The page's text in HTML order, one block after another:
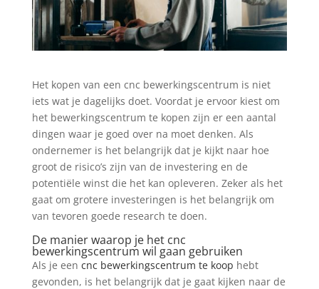
Het kopen van een cnc bewerkingscentrum is niet
iets wat je dagelijks doet. Voordat je ervoor kiest om
het bewerkingscentrum te kopen zijn er een aantal
dingen waar je goed over na moet denken. Als
ondernemer is het belangrijk dat je kijkt naar hoe
groot de risico’s zijn van de investering en de
potentiële winst die het kan opleveren. Zeker als het
gaat om grotere investeringen is het belangrijk om
van tevoren goede research te doen.
De manier waarop je het cnc
bewerkingscentrum wil gaan gebruiken
Als je een cnc bewerkingscentrum te koop hebt
gevonden, is het belangrijk dat je gaat kijken naar de